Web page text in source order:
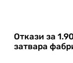
Откази за
затвара